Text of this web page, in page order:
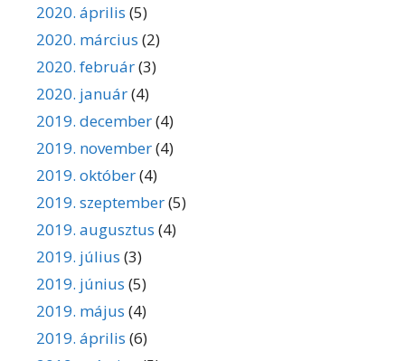
2020. április (5)
2020. március (2)
2020. február(3)
2020. január(4)
2019. december(4)
2019. november(4)
2019. október(4)
2019. szeptember(5)
2019. augusztus (4)
2019. július (3)
2019. június (5)
2019. május (4)
2019. április (6)